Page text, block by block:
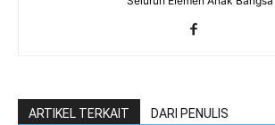
ARTIKEL TERKAIT DARI PENULIS